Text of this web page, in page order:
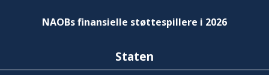
NAOBs finansielle støttespillere i 2026
Staten